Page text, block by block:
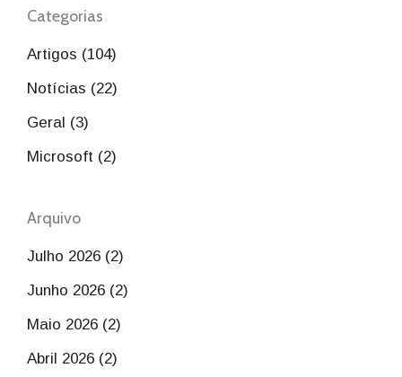
Categorias
Artigos (104)
Notícias (22)
Geral (3)
Microsoft (2)
Arquivo
Julho 2026 (2)
Junho 2026 (2)
Maio 2026 (2)
Abril 2026 (2)